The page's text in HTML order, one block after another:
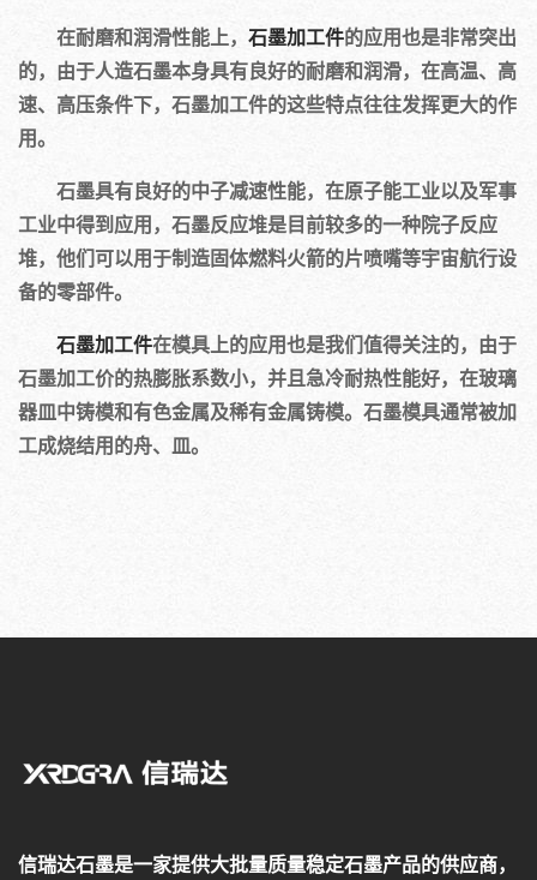
在耐磨和润滑性能上， 石墨加工件的应用也是非常突出
的，由于人造石墨本身具有良好的耐磨和润滑，在高温、高
速、高压条件下，石墨加工件的这些特点往往发挥更大的作
用。
石墨具有良好的中子减速性能，在原子能工业以及军事
工业中得到应用，石墨反应堆是目前较多的一种院子反应
堆，他们可以用于制造固体燃料火箭的片喷嘴等宇宙航行设
备的零部件。
石墨加工件在模具上的应用也是我们值得关注的，由于
石墨加工价的热膨胀系数小，并且急冷耐热性能好，在玻璃
器皿中铸模和有色金属及稀有金属铸模。石墨模具通常被加
工成烧结用的舟、皿。
信瑞达石墨是一家提供大批量质量稳定石墨产品的供应商，